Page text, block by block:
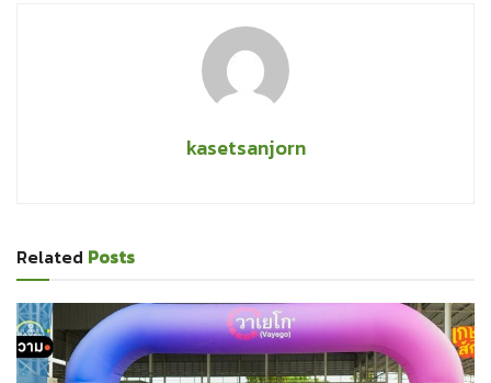
kasetsanjorn
Related Posts